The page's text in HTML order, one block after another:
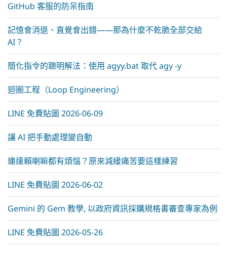
GitHub 客服的防呆指南
記憶會消退、直覺會出錯——那為什麼不乾脆全部交給
AI？
簡化指令的聰明解法：使用 agyy.bat 取代 agy -y
迴圈工程（Loop Engineering）
LINE 免費貼圖 2026-06-09
讓 AI 把手動處理變自動
連達賴喇嘛都有煩惱？原來減緩痛苦要這樣練習
LINE 免費貼圖 2026-06-02
Gemini 的 Gem 教學, 以政府資訊採購規格書審查專家為例
LINE 免費貼圖 2026-05-26